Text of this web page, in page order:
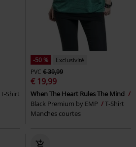
T-Shirt
-50 %
Exclusivité
PVC € 39,99
€ 19,99
When The Heart Rules The Mind
Black Premium by EMP
T-Shirt
Manches courtes